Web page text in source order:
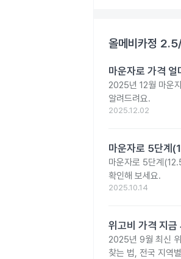
올메비카정
마운자로 가격
2025년 12월 마운
알려드려요.
2025.12.02
마운자로 5단계
마운자로 5단계
확인해 보세요.
2025.10.14
위고비 가격 지금
2025년 9월 최신
찾는 법, 전국 지역